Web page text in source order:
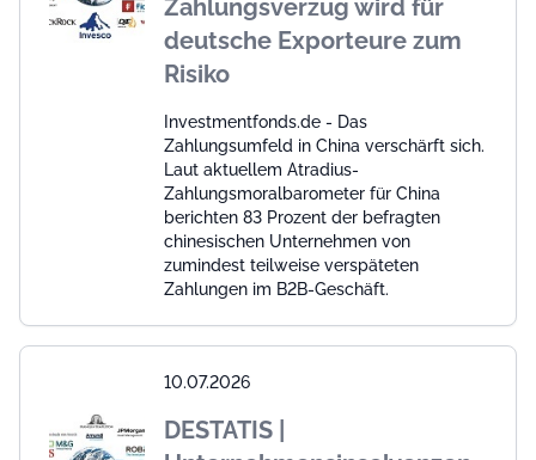
Zahlungsverzug wird für
deutsche Exporteure zum
Risiko
Investmentfonds.de - Das
Zahlungsumfeld in China verschärft sich.
Laut aktuellem Atradius-
Zahlungsmoralbarometer für China
berichten 83 Prozent der befragten
chinesischen Unternehmen von
zumindest teilweise verspäteten
Zahlungen im B2B-Geschäft.
10.07.2026
DESTATIS |